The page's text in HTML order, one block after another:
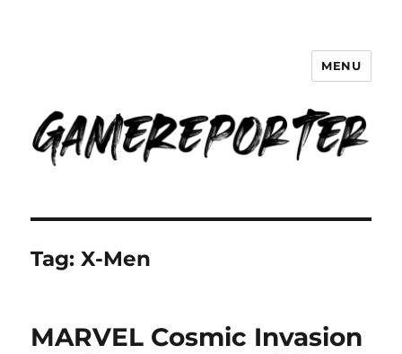
GameReporter | Cultura Gamer
MENU
Tag:X-Men
MARVEL Cosmic Invasion